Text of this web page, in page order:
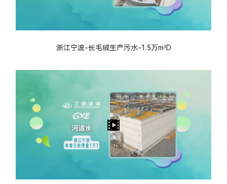
浙江宁波-长毛绒生产污水-1.5万m³D